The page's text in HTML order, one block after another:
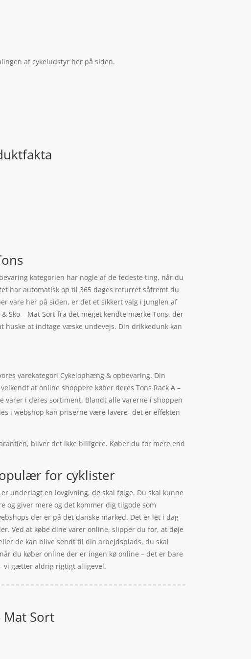
af cykeludstyr her på siden.
kategorien har nogle af de fedeste ting, når du
har automatisk op til 365 dages returret såfremt du
vare her på siden, er det et sikkert valg i junglen af
Sko – Mat Sort fra det meget kendte mærke Tons, der
at indtage væske undevejs. Din drikkedunk kan
varekategori Cykelophæng & opbevaring. Din
at online shoppere køber deres Tons Rack A –
varer i deres sortiment. Blandt alle varerne i shoppen
i webshop kan priserne være lavere- det er effekten
bliver det ikke billigere. Køber du for mere end
for cyklister
underlagt en lovgivning, de skal følge. Du skal kunne
og giver mere og det kommer dig tilgode som
der er på det danske marked. Det er let i dag
Ved at købe dine varer online, slipper du for, at døje
de kan blive sendt til din arbejdsplads, du skal
du køber online der er ingen kø online – det er bare
vi gætter aldrig rigtigt alligevel.
Mat Sort